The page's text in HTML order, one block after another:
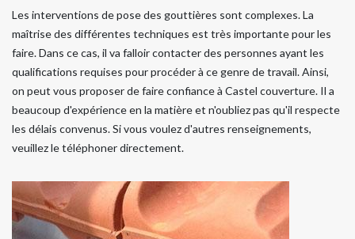
Les interventions de pose des gouttières sont complexes. La
maîtrise des différentes techniques est très importante pour les
faire. Dans ce cas, il va falloir contacter des personnes ayant les
qualifications requises pour procéder à ce genre de travail. Ainsi,
on peut vous proposer de faire confiance à Castel couverture. Il a
beaucoup d'expérience en la matière et n'oubliez pas qu'il respecte
les délais convenus. Si vous voulez d'autres renseignements,
veuillez le téléphoner directement.